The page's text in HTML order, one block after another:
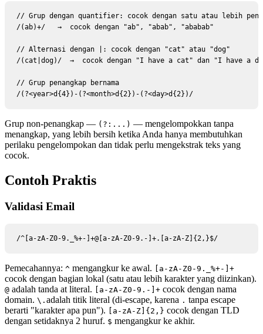
// Grup dengan quantifier: cocok dengan satu atau lebih
/(ab)+/   →  cocok dengan "ab", "abab", "ababab"
// Alternasi dengan |: cocok dengan "cat" atau "dog"
/(cat|dog)/  →  cocok dengan "I have a cat" dan "I have a
// Grup penangkap bernama
/(?<year>d{4})-(?<month>d{2})-(?<day>d{2})/
Grup non-penangkap — (?:...) — mengelompokkan tanpa
menangkap, yang lebih bersih ketika Anda hanya membutuhkan
perilaku pengelompokan dan tidak perlu mengekstrak teks yang
cocok.
Contoh Praktis
Validasi Email
/^[a-zA-Z0-9._%+-]+@[a-zA-Z0-9.-]+.[a-zA-Z]{2,}$/
Pemecahannya: ^ mengangkur ke awal. [a-zA-Z0-9._%+-]+
cocok dengan bagian lokal (satu atau lebih karakter yang diizinkan).
@ adalah tanda at literal. [a-zA-Z0-9.-]+ cocok dengan nama
domain. \. adalah titik literal (di-escape, karena . tanpa escape
berarti "karakter apa pun").
[a-zA-Z] {2,} cocok dengan TLD
dengan setidaknya 2 huruf. $ mengangkur ke akhir.